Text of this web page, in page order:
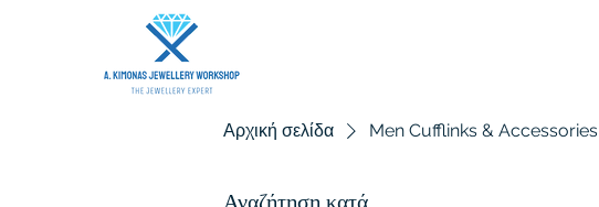
Αρχική σελίδα Men Cufflinks & Accessories